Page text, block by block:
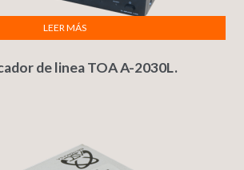
de linea TOA A-2030L.
LEER MÁS